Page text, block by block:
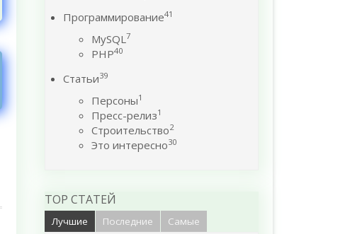
Программирование41
MySQL7
PHP40
Статьи39
Персоны1
Пресс-релиз1
Строительство2
Это интересно30
TOP СТАТЕЙ
Лучшие Последние Самые